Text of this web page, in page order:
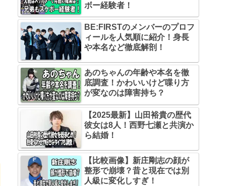
ボー経験者！
BE:FIRSTのメンバーのプロフ
ィールを人気順に紹介！身長
や本名など徹底解剖！
あのちゃんの年齢や本名を徹
底調査！かわいいけど喋り方
が変なのは障害持ち？
【2025最新】山田裕貴の歴代
彼女は8人！西野七瀬と共演か
ら結婚！
【比較画像】新庄剛志の顔が
整形で崩壊？昔と現在では別
人級に変化しすぎ！